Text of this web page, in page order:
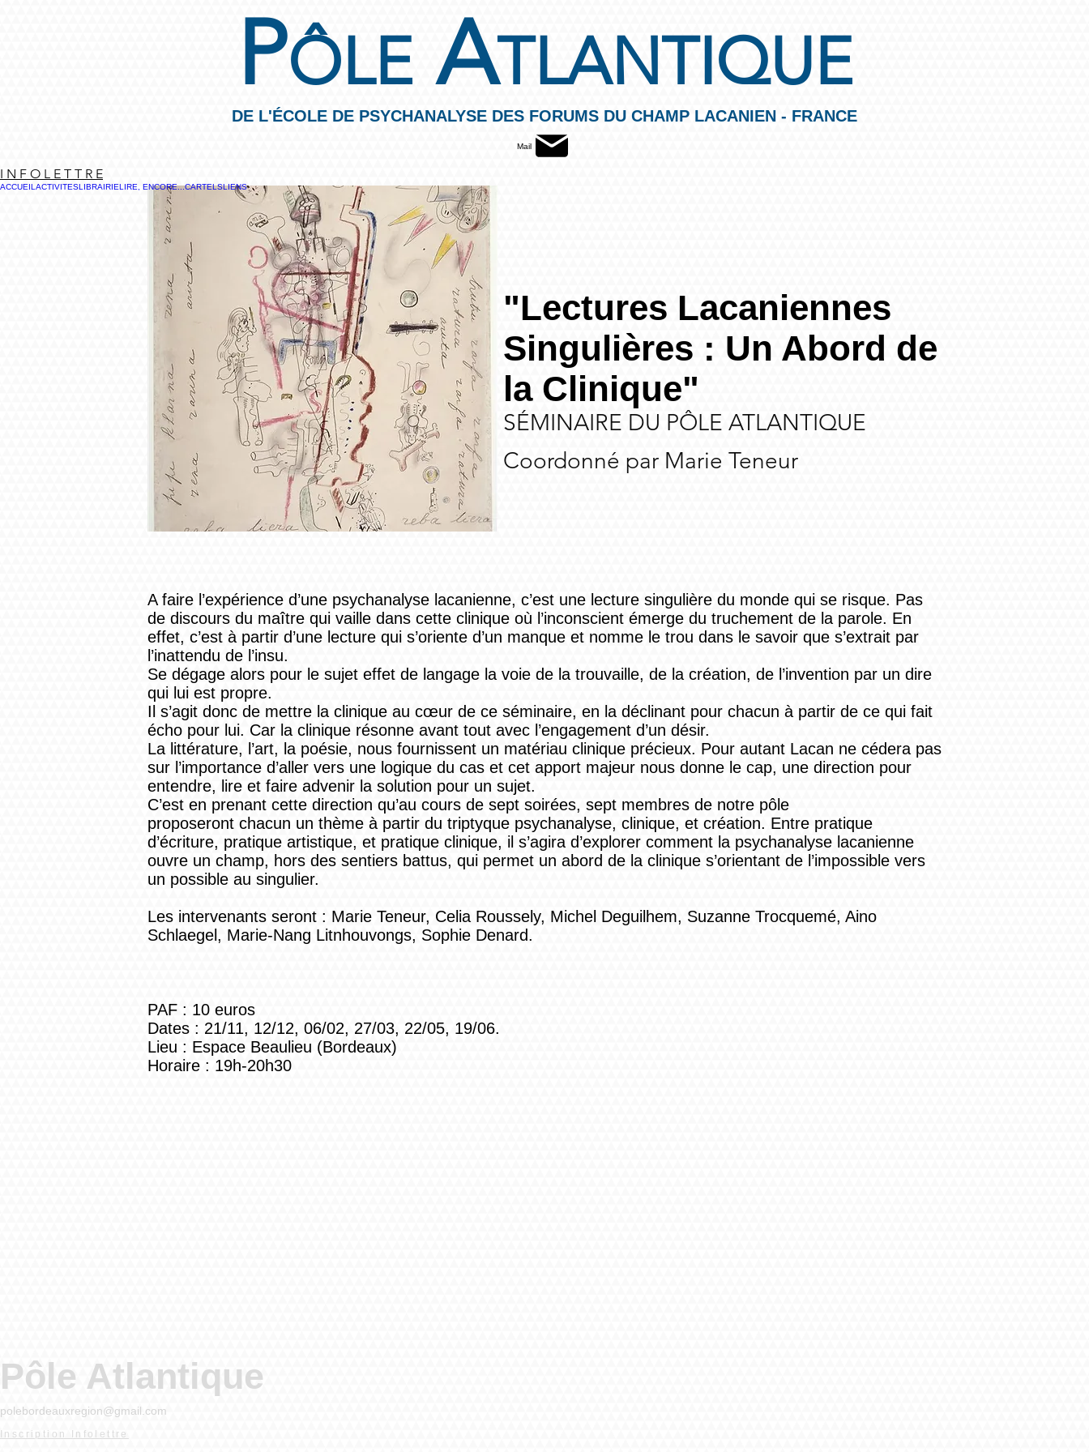
PÔLE ATLANTIQUE
DE L'ÉCOLE DE PSYCHANALYSE DES FORUMS DU CHAMP LACANIEN - FRANCE
Mail
I N F O L E T T R E
"Lectures Lacaniennes
Singulières : Un Abord de
la Clinique"
SÉMINAIRE DU PÔLE ATLANTIQUE
Coordonné par Marie Teneur
A faire l’expérience d’une psychanalyse lacanienne, c’est une lecture singulière du monde qui se risque. Pas
de discours du maître qui vaille dans cette clinique où l’inconscient émerge du truchement de la parole. En
effet, c’est à partir d’une lecture qui s’oriente d’un manque et nomme le trou dans le savoir que s’extrait par
l’inattendu de l’insu.
Se dégage alors pour le sujet effet de langage la voie de la trouvaille, de la création, de l’invention par un dire
qui lui est propre.
Il s’agit donc de mettre la clinique au cœur de ce séminaire, en la déclinant pour chacun à partir de ce qui fait
écho pour lui. Car la clinique résonne avant tout avec l’engagement d’un désir.
La littérature, l’art, la poésie, nous fournissent un matériau clinique précieux. Pour autant Lacan ne cédera pas
sur l’importance d’aller vers une logique du cas et cet apport majeur nous donne le cap, une direction pour
entendre, lire et faire advenir la solution pour un sujet.
C’est en prenant cette direction qu’au cours de sept soirées, sept membres de notre pôle
proposeront chacun un thème à partir du triptyque psychanalyse, clinique, et création. Entre pratique
d’écriture, pratique artistique, et pratique clinique, il s’agira d’explorer comment la psychanalyse lacanienne
ouvre un champ, hors des sentiers battus, qui permet un abord de la clinique s’orientant de l’impossible vers
un possible au singulier.
Les intervenants seront : Marie Teneur, Celia Roussely, Michel Deguilhem, Suzanne Trocquemé, Aino
Schlaegel, Marie-Nang Litnhouvongs, Sophie Denard.
PAF : 10 euros
Dates : 21/11, 12/12, 06/02, 27/03, 22/05, 19/06.
Lieu : Espace Beaulieu (Bordeaux)
Horaire : 19h-20h30
ACCUEIL ACTIVITESLIBRAIRIELIRE, ENCORE...CARTELSLIENS
Pôle Atlantique
polebordeauxregion@gmail.com
Inscript ion Infol ettre